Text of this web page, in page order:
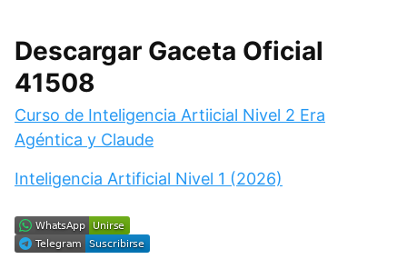
Descargar Gaceta Oficial
41508
Curso de Inteligencia Artiicial Nivel 2 Era
Agéntica y Claude
Inteligencia Artificial Nivel 1 (2026)